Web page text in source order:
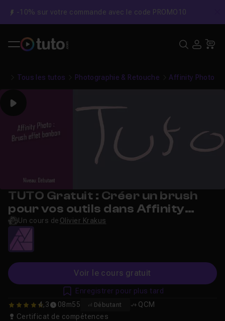
-10% sur votre commande avec le code PROMO10
Tous les tutos Photographie & Retouche Affinity Photo
Play
TUTO Gratuit : Créer un brush
pour vos outils dans Affinity
Photo
Un cours de Olivier Krakus
Voir le cours gratuit
4.25 4,3 08m55 Débutant
QCM
Certificat de compétences
Enregistrer pour plus tard